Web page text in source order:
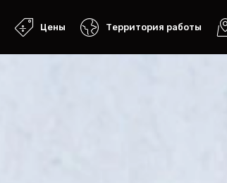
Цены Территория работы